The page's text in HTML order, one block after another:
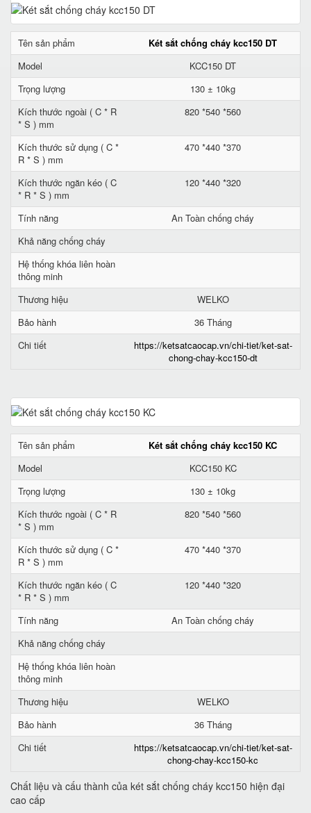
Tên sản phẩm
Két sắt chống cháy kcc150 DT
Model
KCC150 DT
Trọng lượng
130 ± 10kg
Kích thước ngoài ( C * R
* S ) mm
820 *540 *560
Kích thước sử dụng ( C *
R * S ) mm
470 *440 *370
Kích thước ngăn kéo ( C
* R * S ) mm
120 *440 *320
Tính năng
An Toàn chống cháy
Khả năng chống cháy
Hệ thống khóa liên hoàn
thông minh
Thương hiệu
WELKO
Bảo hành
36 Tháng
Chi tiết
https://ketsatcaocap.vn/chi-tiet/ket-sat-
chong-chay-kcc150-dt
Tên sản phẩm
Két sắt chống cháy kcc150 KC
Model
KCC150 KC
Trọng lượng
130 ± 10kg
Kích thước ngoài ( C * R
* S ) mm
820 *540 *560
Kích thước sử dụng ( C *
R * S ) mm
470 *440 *370
Kích thước ngăn kéo ( C
* R * S ) mm
120 *440 *320
Tính năng
An Toàn chống cháy
Khả năng chống cháy
Hệ thống khóa liên hoàn
thông minh
Thương hiệu
WELKO
Bảo hành
36 Tháng
Chi tiết
https://ketsatcaocap.vn/chi-tiet/ket-sat-
chong-chay-kcc150-kc
Chất liệu và cấu thành của két sắt chống cháy kcc150 hiện đại
cao cấp